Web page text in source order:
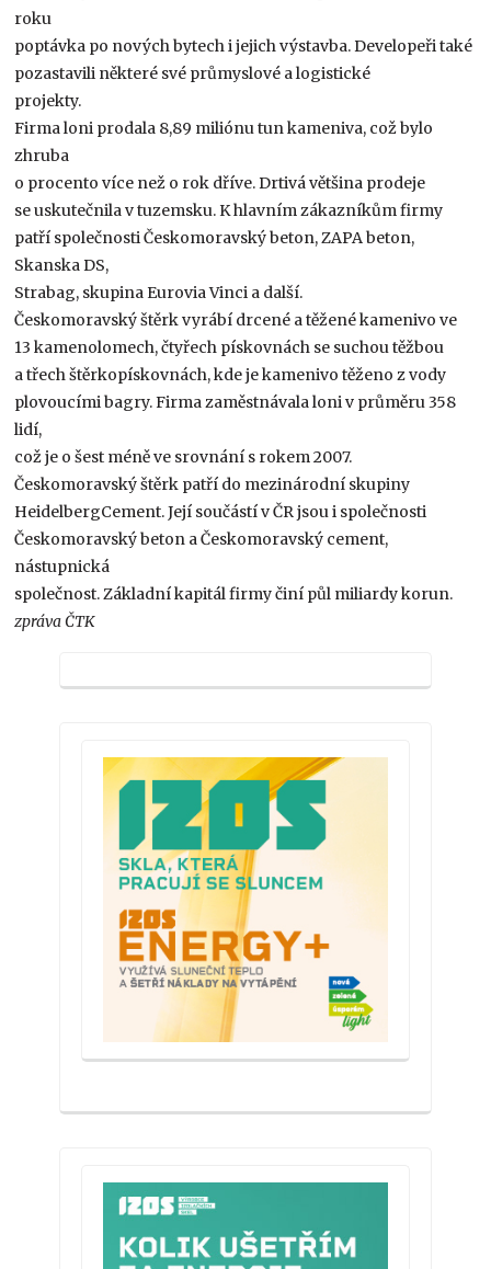
roku
poptávka po nových bytech i jejich výstavba. Developeři také
pozastavili některé své průmyslové a logistické
projekty.
Firma loni prodala 8,89 miliónu tun kameniva, což bylo
zhruba
o procento více než o rok dříve. Drtivá většina prodeje
se uskutečnila v tuzemsku. K hlavním zákazníkům firmy
patří společnosti Českomoravský beton, ZAPA beton,
Skanska DS,
Strabag, skupina Eurovia Vinci a další.
Českomoravský štěrk vyrábí drcené a těžené kamenivo ve
13 kamenolomech, čtyřech pískovnách se suchou těžbou
a třech štěrkopískovnách, kde je kamenivo těženo z vody
plovoucími bagry. Firma zaměstnávala loni v průměru 358
lidí,
což je o šest méně ve srovnání s rokem 2007.
Českomoravský štěrk patří do mezinárodní skupiny
HeidelbergCement. Její součástí v ČR jsou i společnosti
Českomoravský beton a Českomoravský cement,
nástupnická
společnost. Základní kapitál firmy činí půl miliardy korun.
zpráva ČTK